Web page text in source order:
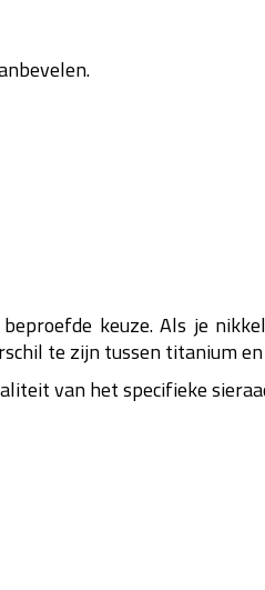
beproefde keuze.Als je
te zijn tussen titanium
van het specifieke